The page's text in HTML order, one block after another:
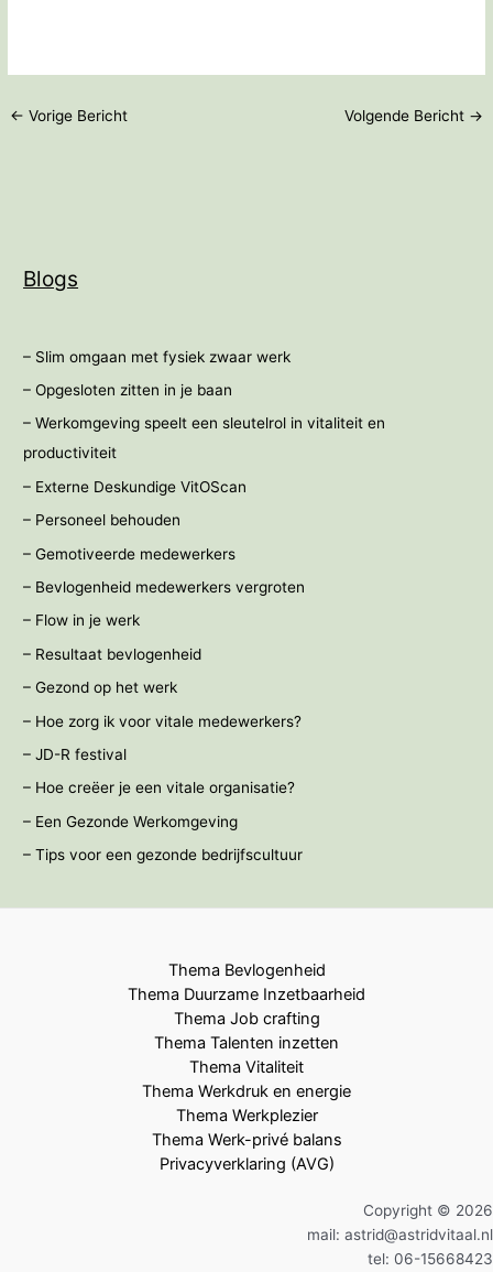
← Vorige Bericht Volgende Bericht →
Blogs
– Slim omgaan met fysiek zwaar werk
– Opgesloten zitten in je baan
– Werkomgeving speelt een sleutelrol in vitaliteit en
productiviteit
– Externe Deskundige VitOScan
– Personeel behouden
– Gemotiveerde medewerkers
– Bevlogenheid medewerkers vergroten
– Flow in je werk
– Resultaat bevlogenheid
– Gezond op het werk
– Hoe zorg ik voor vitale medewerkers?
– JD-R festival
– Hoe creëer je een vitale organisatie?
– Een Gezonde Werkomgeving
– Tips voor een gezonde bedrijfscultuur
Thema Bevlogenheid
Thema Duurzame Inzetbaarheid
Thema Job crafting
Thema Talenten inzetten
Thema Vitaliteit
Thema Werkdruk en energie
Thema Werkplezier
Thema Werk-privé balans
Privacyverklaring (AVG)
Copyright © 2026
mail: astrid@astridvitaal.nl
tel: 06-15668423